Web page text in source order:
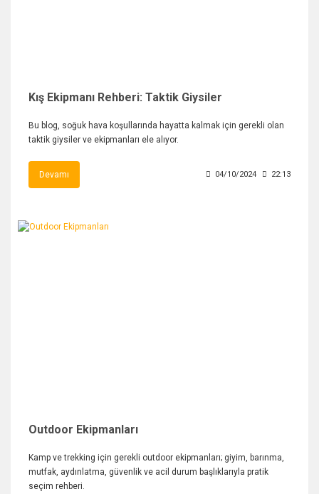
Kış Ekipmanı Rehberi: Taktik Giysiler
Bu blog, soğuk hava koşullarında hayatta kalmak için gerekli olan
taktik giysiler ve ekipmanları ele alıyor.
Devamı 04/10/2024 22:13
Outdoor Ekipmanları
Kamp ve trekking için gerekli outdoor ekipmanları; giyim, barınma,
mutfak, aydınlatma, güvenlik ve acil durum başlıklarıyla pratik
seçim rehberi.